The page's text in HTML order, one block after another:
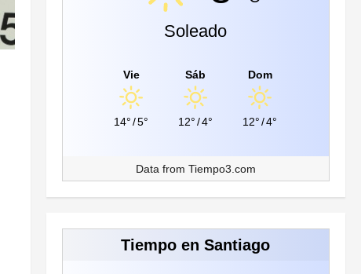
Soleado
Vie
14° /5°
Sáb
12° /4°
Dom
12° /4°
Data from Tiempo3.com
Tiempo en Santiago